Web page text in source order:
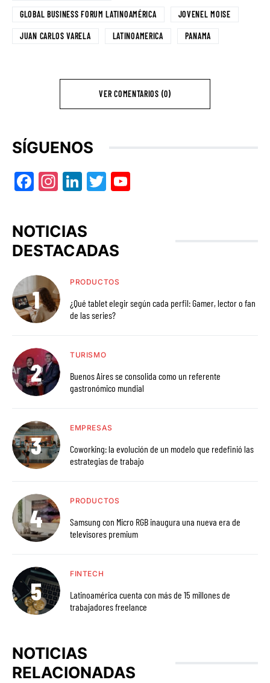
GLOBAL BUSINESS FORUM LATINOAMÉRICA JOVENEL MOISE
JUAN CARLOS VARELA LATINOAMERICA PANAMA
VER COMENTARIOS (0)
SÍGUENOS
Facebook
Instagram
LinkedIn
Twitter
NOTICIAS
DESTACADAS
PRODUCTOS
¿Qué tablet elegir según cada perfil: Gamer, lector o fan
de las series?
TURISMO
Buenos Aires se consolida como un referente
gastronómico mundial
EMPRESAS
Coworking: la evolución de un modelo que redefinió las
estrategias de trabajo
PRODUCTOS
Samsung con Micro RGB inaugura una nueva era de
televisores premium
FINTECH
Latinoamérica cuenta con más de 15 millones de
trabajadores freelance
NOTICIAS
RELACIONADAS